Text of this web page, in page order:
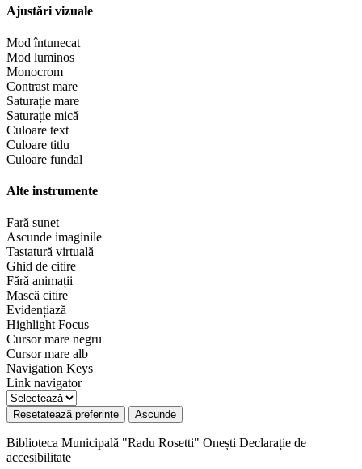
Ajustări vizuale
Mod întunecat
Mod luminos
Monocrom
Contrast mare
Saturație mare
Saturație mică
Culoare text
Culoare titlu
Culoare fundal
Alte instrumente
Fară sunet
Ascunde imaginile
Tastatură virtuală
Ghid de citire
Fără animații
Mască citire
Evidențiază
Highlight Focus
Cursor mare negru
Cursor mare alb
Navigation Keys
Link navigator
Resetatează preferințe Ascunde
Biblioteca Municipală "Radu Rosetti" Onești Declarație de
accesibilitate